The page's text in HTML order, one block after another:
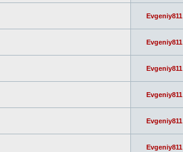
Evgeniy811
Evgeniy811
Evgeniy811
Evgeniy811
Evgeniy811
Evgeniy811